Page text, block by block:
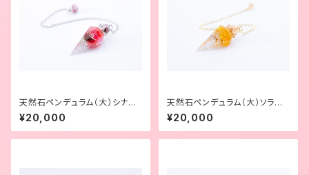
天然石ペンデュラム（大）シナバ
ークォーツ
¥20,000
天然石ペンデュラム（大）ソラリ
スクォーツ・ゴールデンオーラ
¥20,000